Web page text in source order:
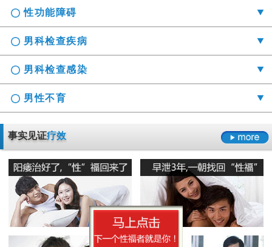
性功能障碍
勃起时间短硬度不够怎么办
男性阳痿会有哪些危害
早泄要严于律己
阳痿 早泄 不射精 勃起障碍
男科检查疾病
男科检查囊肿症状是什么
正确认识男科检查莫“误解”它
男科检查增生会影响性生活吗
男性男科检查灼痛是怎么回事
男科检查感染
龟头的异味什么导致的
男人睾丸胀痛的原因是什么
精囊炎有哪些危害呢
男性不育
无精症的预防措施要怎么做呢
精子畸形率高的主要原因
事实见证疗效